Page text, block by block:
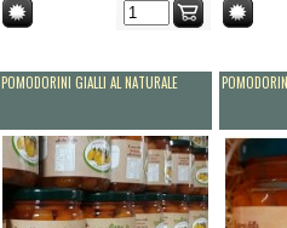
POMODORINI GIALLI AL NATURALE